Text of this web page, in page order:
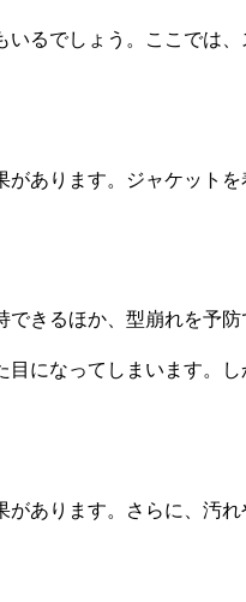
るでしょう。ここでは
あります。ジャケット
きるほか、型崩れを予
になってしまいます。
あります。さらに、汚